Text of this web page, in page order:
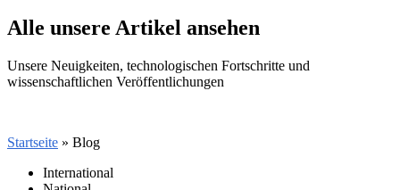
Alle unsere Artikel ansehen
Unsere Neuigkeiten, technologischen Fortschritte und
wissenschaftlichen Veröffentlichungen
Startseite » Blog
International